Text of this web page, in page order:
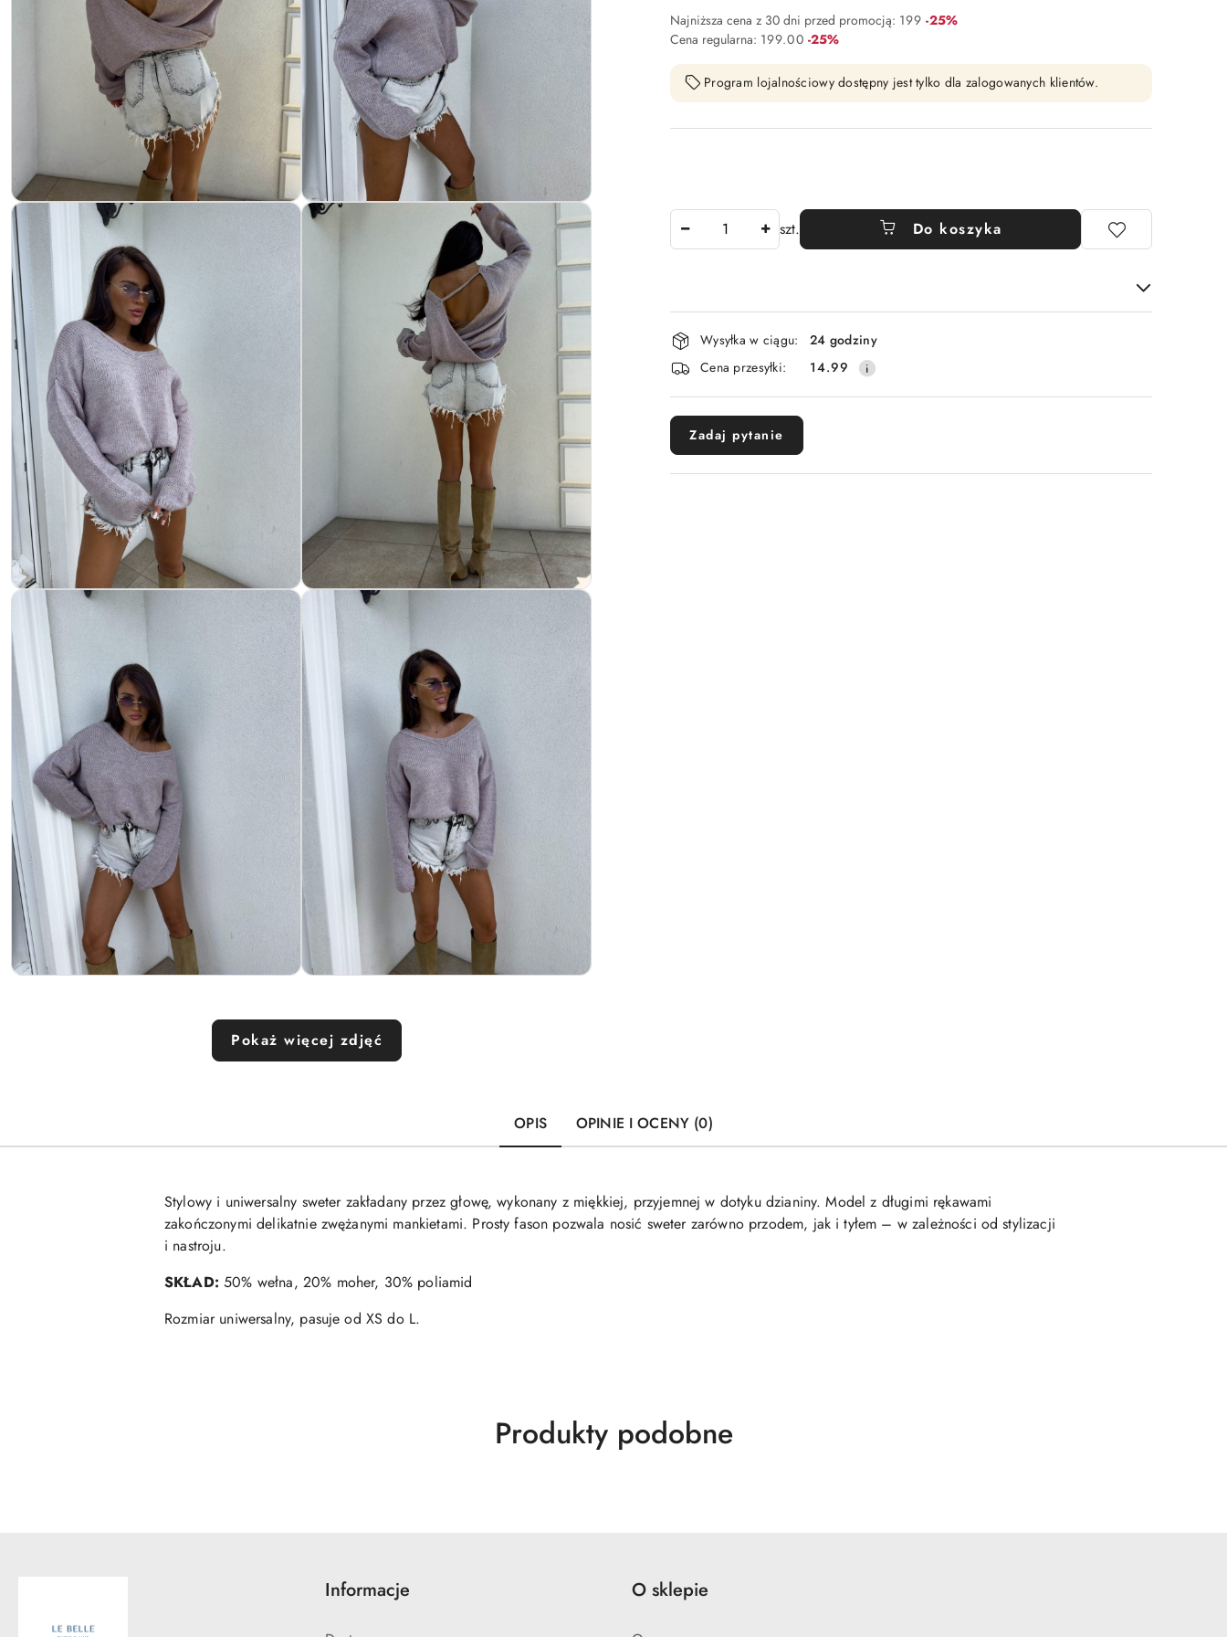
Pokaż więcej zdjęć
Najniższa cena z 30 dni przed promocją: 199 Rabat:
-25%
Cena regularna: 199.00 Rabat:
-25%
Program lojalnościowy dostępny jest tylko dla zalogowanych klientów.
szt. Do koszyka
Dostępność
i
dostawa
Wysyłka w ciągu:
24 godziny
Cena przesyłki:
14.99
Zadaj pytanie
OPIS OPINIE I OCENY (0)
Stylowy i uniwersalny sweter zakładany przez głowę, wykonany z miękkiej, przyjemnej w dotyku dzianiny. Model z długimi rękawami
zakończonymi delikatnie zwężanymi mankietami. Prosty fason pozwala nosić sweter zarówno przodem, jak i tyłem – w zależności od stylizacji
i nastroju.
SKŁAD:50% wełna, 20% moher, 30% poliamid
Rozmiar uniwersalny, pasuje od XS do L.
Produkty
Produkty podobne
Informacje O sklepie